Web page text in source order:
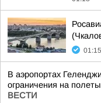
01:15
В аэропортах
ограничения на
ВЕСТИ